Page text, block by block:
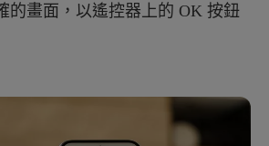
的畫面，以遙控器上的 OK 按鈕